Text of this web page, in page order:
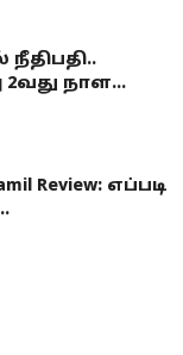
நீதிபதி..
நாள...
Review: எப்படி